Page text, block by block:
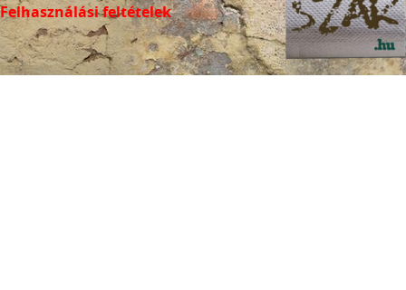
Felhasználási feltételek